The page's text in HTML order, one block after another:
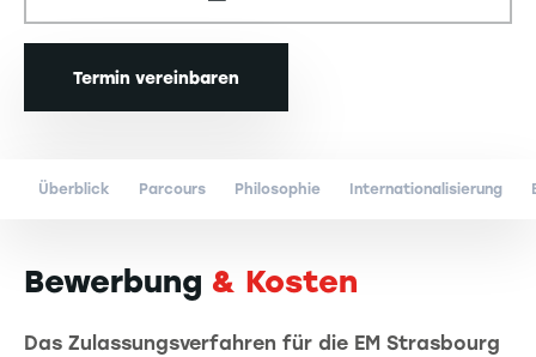
Termin vereinbaren
Überblick Parcours Philosophie Internationalisierung
Bewerbung & Kosten
Das Zulassungsverfahren für die EM Strasbourg